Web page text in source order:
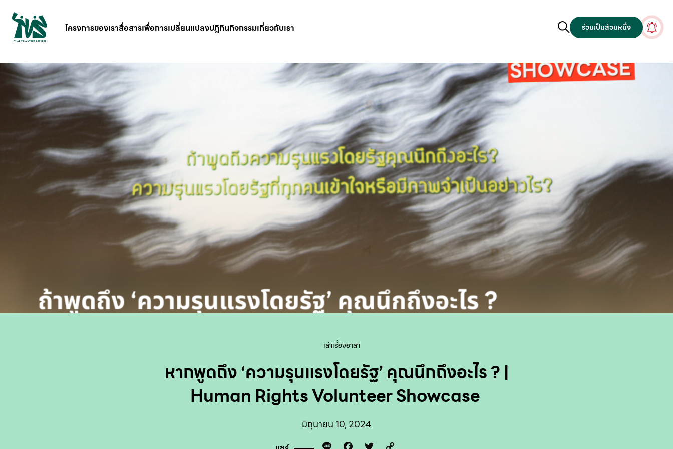
โครงการของเราสื่อสารเพื่อการเปลี่ยนแปลงปฎิทินกิจกรรมเกี่ยวกับเรา ร่วมเป็นส่วนหนึ่ง
เล่าเรื่องอาสา
หากพูดถึง ‘ความรุนแรงโดยรัฐ’ คุณนึกถึงอะไร ? |
Human Rights Volunteer Showcase
มิถุนายน 10, 2024
Line Facebook
Twitter